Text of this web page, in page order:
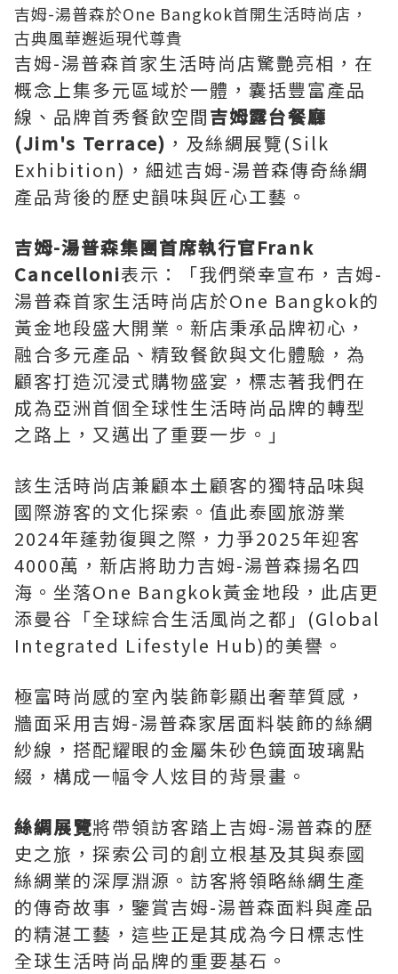
吉姆-湯普森於One Bangkok首開生活時尚店，
古典風華邂逅現代尊貴
吉姆-湯普森首家生活時尚店驚艷亮相，在
概念上集多元區域於一體，囊括豐富產品
線、品牌首秀餐飲空間吉姆露台餐廳
(Jim's Terrace) ，及絲綢展覽(Silk
Exhibition)，細述吉姆-湯普森傳奇絲綢
產品背後的歷史韻味與匠心工藝。
吉姆-湯普森集團首席執行官Frank
Cancelloni表示：「我們榮幸宣布，吉姆-
湯普森首家生活時尚店於One Bangkok的
黃金地段盛大開業。新店秉承品牌初心，
融合多元產品、精致餐飲與文化體驗，為
顧客打造沉浸式購物盛宴，標志著我們在
成為亞洲首個全球性生活時尚品牌的轉型
之路上，又邁出了重要一步。」
該生活時尚店兼顧本土顧客的獨特品味與
國際游客的文化探索。值此泰國旅游業
2024年蓬勃復興之際，力爭2025年迎客
4000萬，新店將助力吉姆-湯普森揚名四
海。坐落One Bangkok黃金地段，此店更
添曼谷「全球綜合生活風尚之都」(Global
Integrated Lifestyle Hub)的美譽。
極富時尚感的室內裝飾彰顯出奢華質感，
牆面采用吉姆-湯普森家居面料裝飾的絲綢
紗線，搭配耀眼的金屬朱砂色鏡面玻璃點
綴，構成一幅令人炫目的背景畫。
絲綢展覽將帶領訪客踏上吉姆-湯普森的歷
史之旅，探索公司的創立根基及其與泰國
絲綢業的深厚淵源。訪客將領略絲綢生產
的傳奇故事，鑒賞吉姆-湯普森面料與產品
的精湛工藝，這些正是其成為今日標志性
全球生活時尚品牌的重要基石。